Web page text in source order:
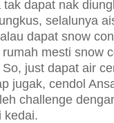
dapat nak
selalunya
dapat snow
mesti snow
just dapat air
jugak, cendol
challenge
kedai.